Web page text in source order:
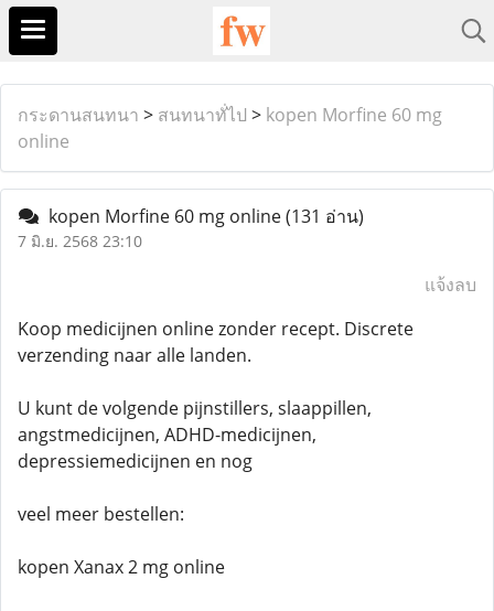
กระดานสนทนา > สนทนาทั่ไป > kopen Morfine 60 mg
online
kopen Morfine 60 mg online(131 อ่าน)
7 มิ.ย. 2568 23:10
แจ้งลบ
Koop medicijnen online zonder recept. Discrete
verzending naar alle landen.
U kunt de volgende pijnstillers, slaappillen,
angstmedicijnen, ADHD-medicijnen,
depressiemedicijnen en nog
veel meer bestellen:
kopen Xanax 2 mg online